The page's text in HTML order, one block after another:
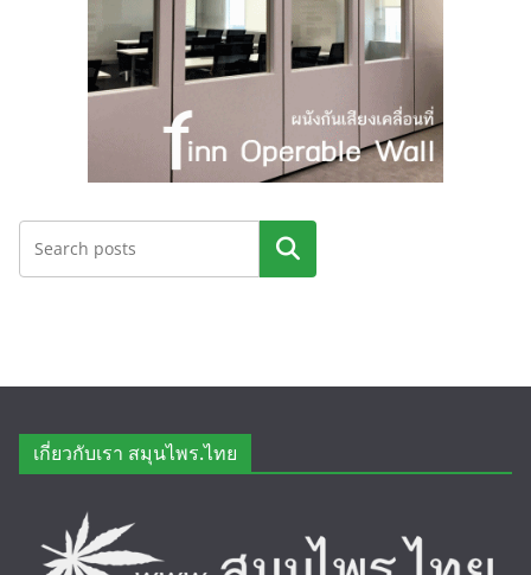
ค้นหา
เกี่ยวกับเรา สมุนไพร.ไทย